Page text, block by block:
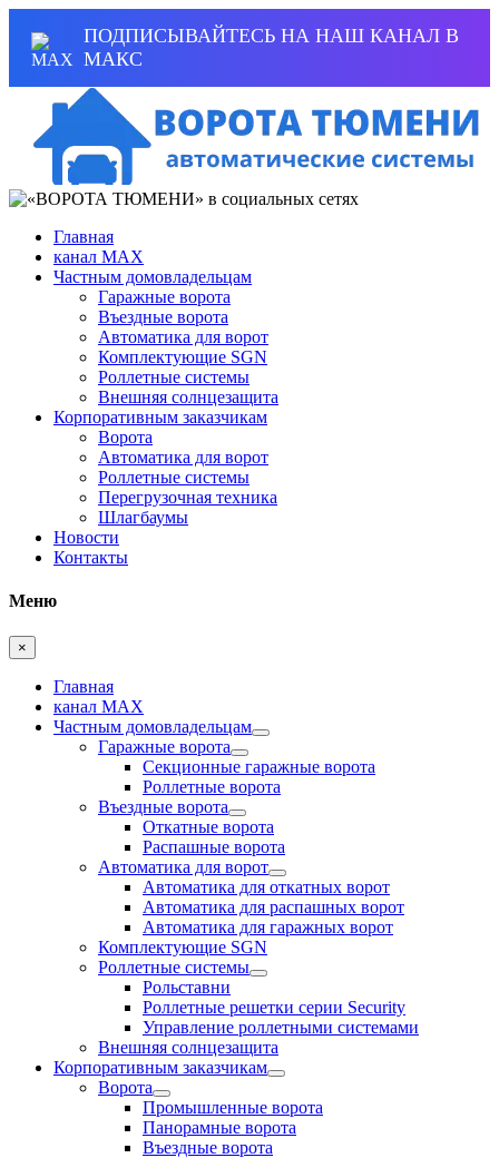
ПОДПИСЫВАЙТЕСЬ НА НАШ КАНАЛ В
МАКС
Главная
канал MAX
Частным домовладельцам
Гаражные ворота
Въездные ворота
Автоматика для ворот
Комплектующие SGN
Роллетные системы
Внешняя солнцезащита
Корпоративным заказчикам
Ворота
Автоматика для ворот
Роллетные системы
Перегрузочная техника
Шлагбаумы
Новости
Контакты
Меню
×
Главная
канал MAX
Частным домовладельцам
Гаражные ворота
Секционные гаражные ворота
Роллетные ворота
Въездные ворота
Откатные ворота
Распашные ворота
Автоматика для ворот
Автоматика для откатных ворот
Автоматика для распашных ворот
Автоматика для гаражных ворот
Комплектующие SGN
Роллетные системы
Рольставни
Роллетные решетки серии Security
Управление роллетными системами
Внешняя солнцезащита
Корпоративным заказчикам
Ворота
Промышленные ворота
Панорамные ворота
Въездные ворота